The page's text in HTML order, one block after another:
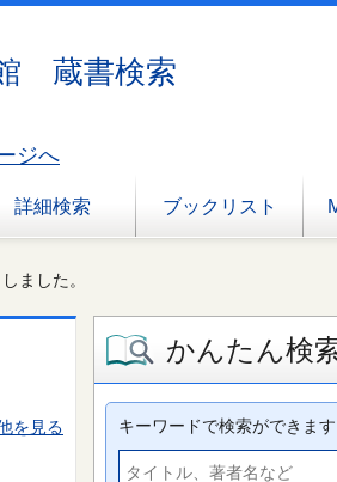
蔵書検索
ジへ
詳細検索 ブックリスト
ました。
を見る
かんたん検
キーワードで検索ができます